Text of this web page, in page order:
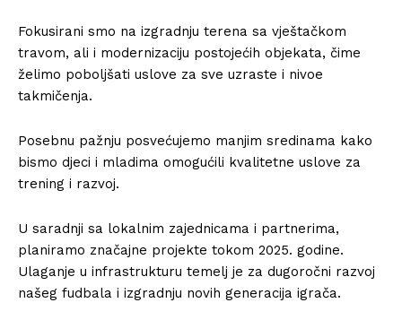
Fokusirani smo na izgradnju terena sa vještačkom
travom, ali i modernizaciju postojećih objekata, čime
želimo poboljšati uslove za sve uzraste i nivoe
takmičenja.
Posebnu pažnju posvećujemo manjim sredinama kako
bismo djeci i mladima omogućili kvalitetne uslove za
trening i razvoj.
U saradnji sa lokalnim zajednicama i partnerima,
planiramo značajne projekte tokom 2025. godine.
Ulaganje u infrastrukturu temelj je za dugoročni razvoj
našeg fudbala i izgradnju novih generacija igrača.